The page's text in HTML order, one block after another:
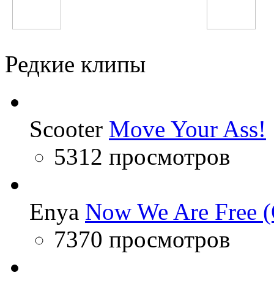
Редкие клипы
Scooter Move Your Ass!
5312 просмотров
Enya Now We Are Free
7370 просмотров